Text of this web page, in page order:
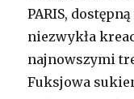
PARIS,
niezwykła
najnowszymi
Fuksjowa